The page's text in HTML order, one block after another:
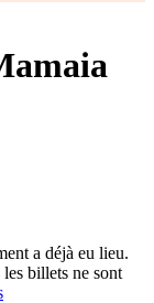
a déjà eu lieu.
billets ne sont